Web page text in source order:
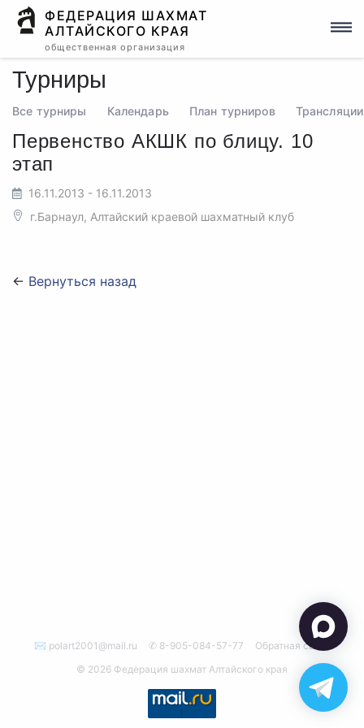
ФЕДЕРАЦИЯ ШАХМАТ
АЛТАЙСКОГО КРАЯ
общественная организация
Турниры
Все турниры Календарь План турниров Трансляции
Первенство АКШК по блицу. 10
этап
16.11.2013 - 16.11.2013
г.Барнаул, Алтайский краевой шахматный клуб
← Вернуться назад
✉ polart2001@mail.ru ✆ 8-905-084-57-77
Обратная связь
© 2026 Федерация шахмат Алтайского края